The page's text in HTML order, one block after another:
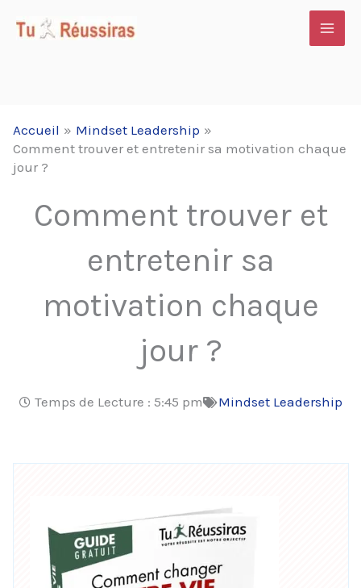
Accueil
Mindset Leadership
Comment trouver et entretenir sa motivation chaque
jour ?
Comment trouver et
entretenir sa
motivation chaque
jour ?
Temps de Lecture : 5:45 pm Mindset Leadership